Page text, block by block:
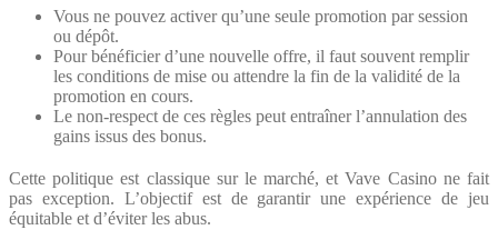
Vous ne pouvez activer qu’une seule promotion par session
ou dépôt.
Pour bénéficier d’une nouvelle offre, il faut souvent remplir
les conditions de mise ou attendre la fin de la validité de la
promotion en cours.
Le non-respect de ces règles peut entraîner l’annulation des
gains issus des bonus.
Cette politique est classique sur le marché, et Vave Casino ne fait
pas exception. L’objectif est de garantir une expérience de jeu
équitable et d’éviter les abus.